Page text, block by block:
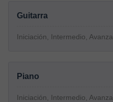
Guitarra
Iniciación, Intermedio,
Piano
Iniciación, Intermedio,